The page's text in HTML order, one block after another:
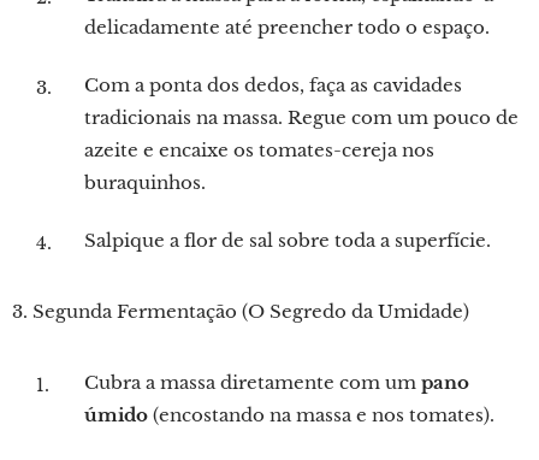
delicadamente até preencher todo o espaço.
Com a ponta dos dedos, faça as cavidades
tradicionais na massa. Regue com um pouco de
azeite e encaixe os tomates-cereja nos
buraquinhos.
Salpique a flor de sal sobre toda a superfície.
3. Segunda Fermentação (O Segredo da Umidade)
Cubra a massa diretamente com um pano
úmido (encostando na massa e nos tomates).